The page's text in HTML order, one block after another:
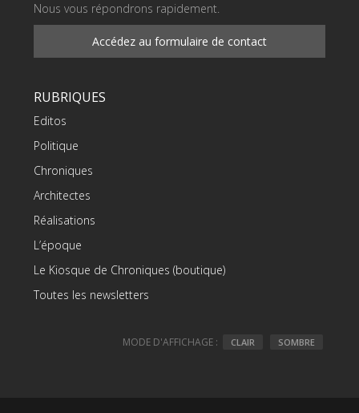
Nous vous répondrons rapidement.
Accédez au formulaire de contact
RUBRIQUES
Editos
Politique
Chroniques
Architectes
Réalisations
L’époque
Le Kiosque de Chroniques (boutique)
Toutes les newsletters
MODE D'AFFICHAGE : CLAIR SOMBRE